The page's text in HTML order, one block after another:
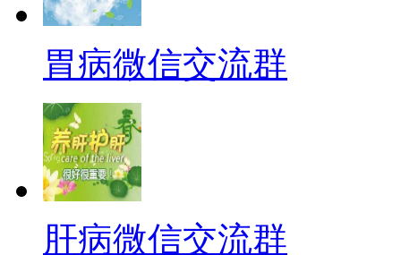
胃病微信交流群
肝病微信交流群